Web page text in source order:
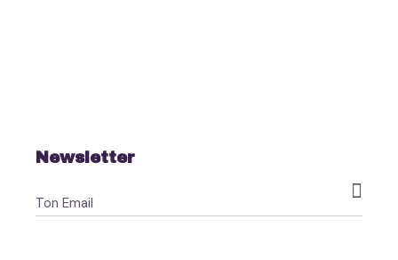
Newsletter
